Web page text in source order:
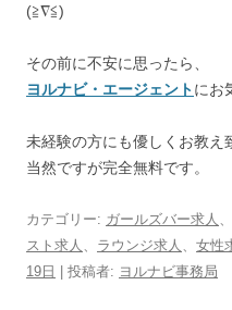
(≧∇≦)
その前に不安に思ったら、
ヨルナビ・エージェントにお
未経験の方にも優しくお教え
当然ですが完全無料です。
カテゴリー: ガールズバー求人
スト求人
ラウンジ求人 女性
19日 | 投稿者: ヨルナビ事務局